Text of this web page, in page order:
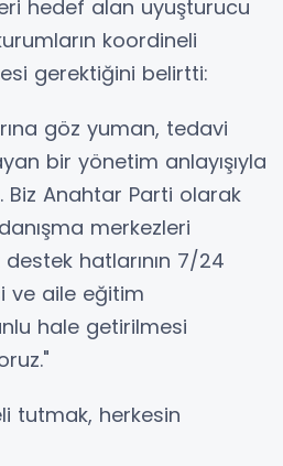
hedef alan uyuşturucu
koordineli
gerektiğini belirtti:
göz yuman, tedavi
bir yönetim anlayışıyla
Biz Anahtar Parti olarak
merkezleri
hatlarının 7/24
ve aile eğitim
hale getirilmesi
tutmak, herkesin